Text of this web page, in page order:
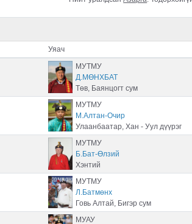
Уяач
МУТМУ
Д.МӨНХБАТ
Төв, Баянцогт сум
МУТМУ
М.Алтан-Очир
Улаанбаатар, Хан - Уул дүүрэг
МУТМУ
Б.Бат-Өлзий
Хэнтий
МУТМУ
Л.Батмөнх
Говь Алтай, Бигэр сум
МУАУ